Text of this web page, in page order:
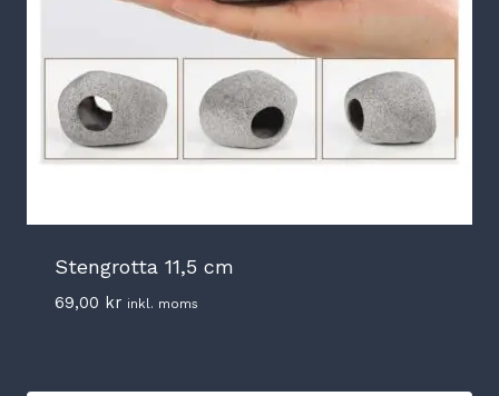
Stengrotta 11,5 cm
69,00 kr inkl. moms